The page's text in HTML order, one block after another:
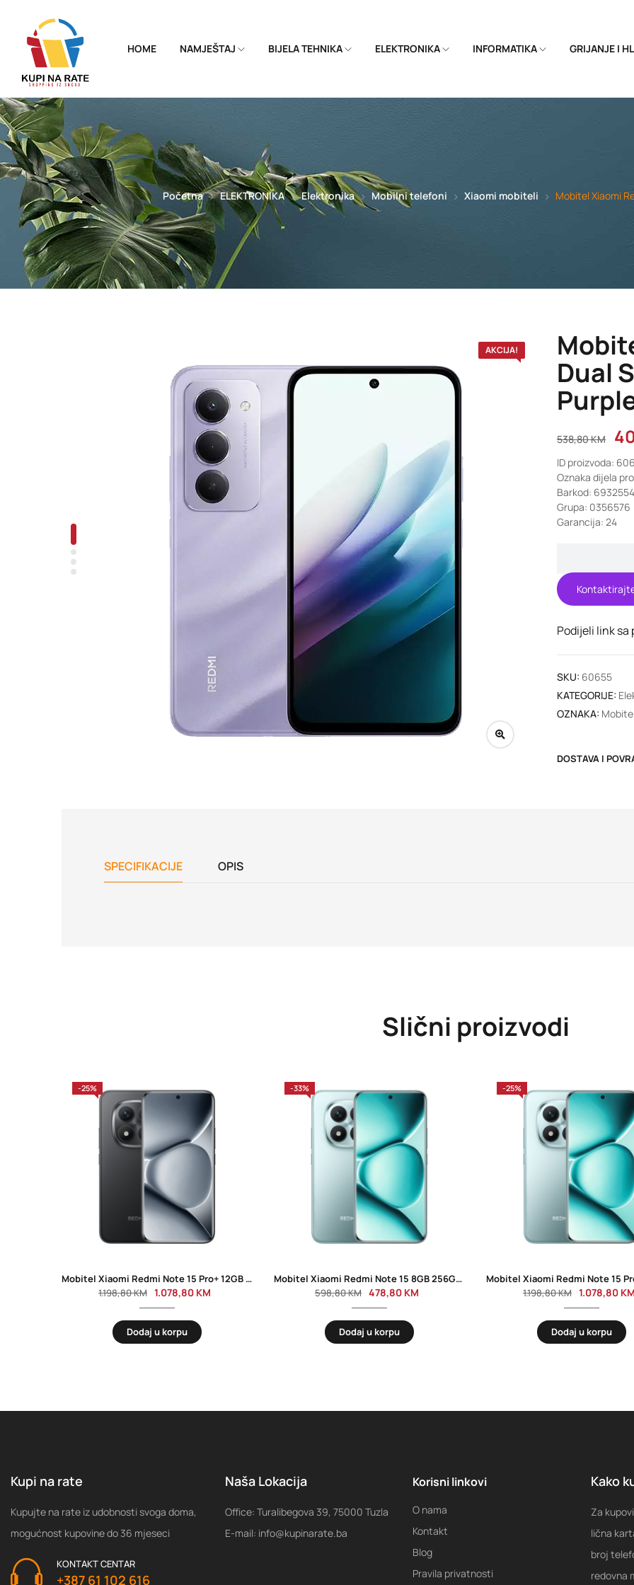
HOME NAMJEŠTAJ BIJELA TEHNIKA ELEKTRONIKA INFORMATIKA GRIJANJE I
Početna ELEKTRONIKA Elektronika Mobilni telefoni Xiaomi mobiteli Mobitel Xiaomi
AKCIJA!
Dual
538,80KM
ID proizvoda:
Oznaka dijela
Barkod:
Grupa: 0356576
Garancija: 24
Podijeli link
SKU: 60655
KATEGORIJE:
OZNAKA:
DOSTAVA I
SPECIFIKACIJE OPIS
Slični proizvodi
-25%
Mobitel Xiaomi Redmi Note 15 Pro+ 12GB 512GB Black
1.198,80KM 1.078,80 KM
Dodaj u korpu
-33%
Mobitel Xiaomi Redmi Note 15 8GB 256GB Blue
598,80KM 478,80 KM
Dodaj u korpu
-25%
1.198,80KM 1.078,80
Dodaj u korpu
Kupi na rate
Kupujte na rate iz udobnosti svoga doma,
mogućnost kupovine do 36 mjeseci
KONTAKT CENTAR
+387 61 102 616
Naša Lokacija
Office: Turalibegova 39, 75000 Tuzla
E-mail: info@kupinarate.ba
Korisni linkovi
O nama
Kontakt
Blog
Pravila privatnosti
Kako
Za
lična
broj
redovna